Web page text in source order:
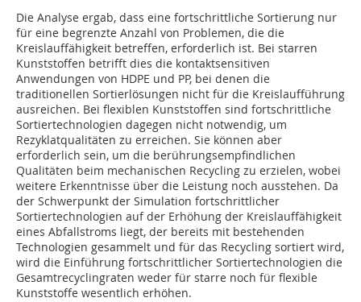
Die Analyse ergab, dass eine fortschrittliche Sortierung nur
für eine begrenzte Anzahl von Problemen, die die
Kreislauffähigkeit betreffen, erforderlich ist. Bei starren
Kunststoffen betrifft dies die kontaktsensitiven
Anwendungen von HDPE und PP, bei denen die
traditionellen Sortierlösungen nicht für die Kreislaufführung
ausreichen. Bei flexiblen Kunststoffen sind fortschrittliche
Sortiertechnologien dagegen nicht notwendig, um
Rezyklatqualitäten zu erreichen. Sie können aber
erforderlich sein, um die berührungsempfindlichen
Qualitäten beim mechanischen Recycling zu erzielen, wobei
weitere Erkenntnisse über die Leistung noch ausstehen. Da
der Schwerpunkt der Simulation fortschrittlicher
Sortiertechnologien auf der Erhöhung der Kreislauffähigkeit
eines Abfallstroms liegt, der bereits mit bestehenden
Technologien gesammelt und für das Recycling sortiert wird,
wird die Einführung fortschrittlicher Sortiertechnologien die
Gesamtrecyclingraten weder für starre noch für flexible
Kunststoffe wesentlich erhöhen.